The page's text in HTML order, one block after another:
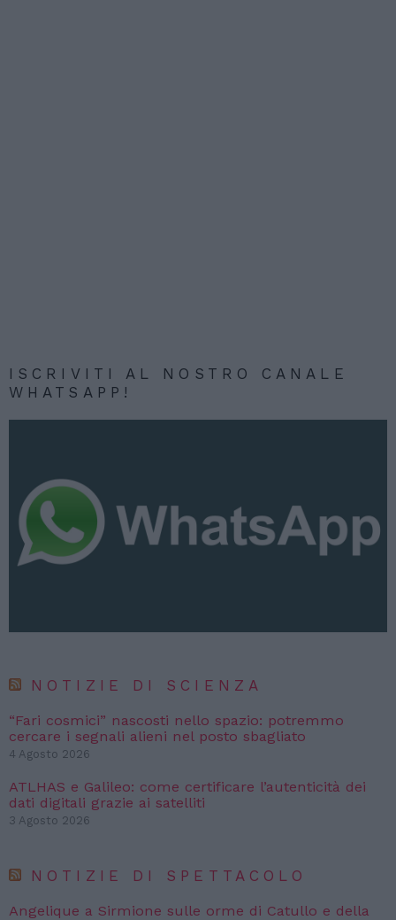
ISCRIVITI AL NOSTRO CANALE
WHATSAPP!
NOTIZIE DI SCIENZA
“Fari cosmici” nascosti nello spazio: potremmo
cercare i segnali alieni nel posto sbagliato
4 Agosto 2026
ATLHAS e Galileo: come certificare l’autenticità dei
dati digitali grazie ai satelliti
3 Agosto 2026
NOTIZIE DI SPETTACOLO
Angelique a Sirmione sulle orme di Catullo e della